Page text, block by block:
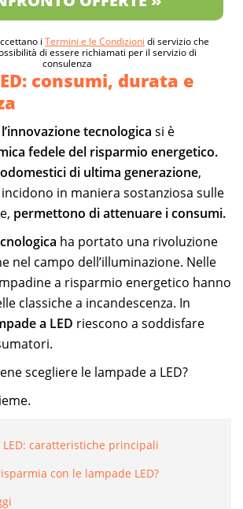
i Termini e le Condizioni di servizio che
di essere richiamati per il servizio di
consulenza
consumi, durata e
l’innovazione tecnologica si è
fedele del risparmio energetico.
di ultima generazione,
in maniera sostanziosa sulle
permettono di attenuare i consumi.
ha portato una rivoluzione
nel campo dell’illuminazione. Nelle
a risparmio energetico hanno
classiche a incandescenza. In
a LED riescono a soddisfare
scegliere le lampade a LED?
LED: caratteristiche principali
con le lampade LED?